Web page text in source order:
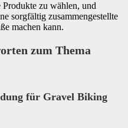
Produkte zu wählen, und
sorgfältig zusammengestellte
machen kann.
zum Thema
für Gravel Biking